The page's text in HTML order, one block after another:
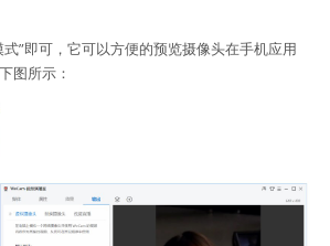
”即可，它可以方便的预览摄像头在手机应用
图所示：